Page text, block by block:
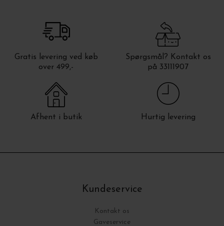
Gratis levering ved køb
over 499,-
Spørgsmål? Kontakt os
på 33111907
Afhent i butik Hurtig levering
Kundeservice
Kontakt os
Gaveservice